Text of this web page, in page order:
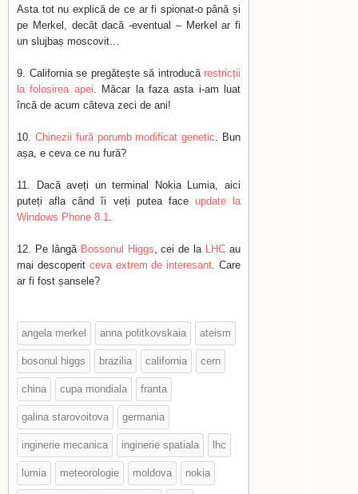
Asta tot nu explică de ce ar fi spionat-o până și
pe Merkel, decât dacă -eventual – Merkel ar fi
un slujbaș moscovit…
California se pregătește să introducă restricții
la folosirea apei. Măcar la faza asta i-am luat
încă de acum câteva zeci de ani!
Chinezii fură porumb modificat genetic. Bun
așa, e ceva ce nu fură?
Dacă aveți un terminal Nokia Lumia, aici
puteți afla când îi veți putea face update la
Windows Phone 8.1.
Pe lângă Bossonul Higgs, cei de la LHC au
mai descoperit ceva extrem de interesant. Care
ar fi fost șansele?
angela merkel anna politkovskaia ateism
bosonul higgs brazilia california cern
china cupa mondiala franta
galina starovoitova germania
inginerie mecanica inginerie spatiala lhc
lumia meteorologie moldova nokia